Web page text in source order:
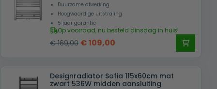
Duurzame afwerking
Hoogwaardige uitstraling
5 jaar garantie
Op voorraad, nu besteld dinsdag in huis!
€169,00 Oorspronkelijke
was:
€ 169,00.
€109,00
is:
€ 109,00.
Designradiator Sofia 115x60cm mat
zwart 536W midden aansluiting